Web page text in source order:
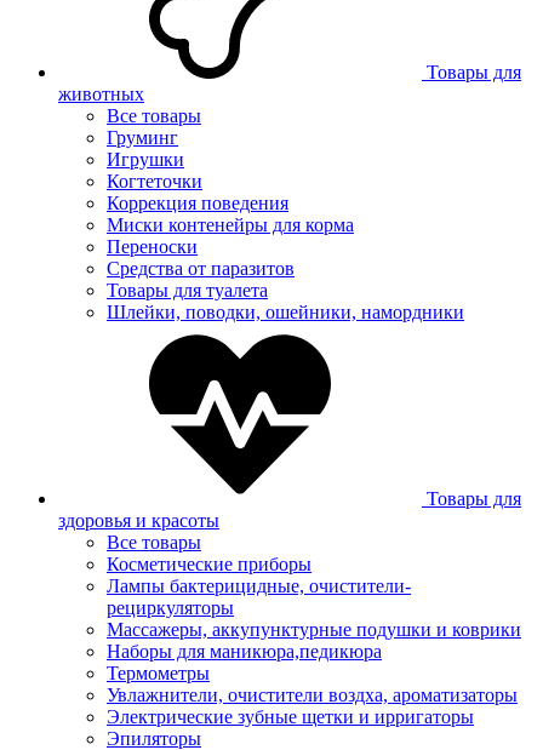
Товары для
животных
Все товары
Груминг
Игрушки
Когтеточки
Коррекция поведения
Миски контенейры для корма
Переноски
Средства от паразитов
Товары для туалета
Шлейки, поводки, ошейники, намордники
Товары для
здоровья и красоты
Все товары
Косметические приборы
Лампы бактерицидные, очистители-
рециркуляторы
Массажеры, аккупунктурные подушки и коврики
Наборы для маникюра,педикюра
Термометры
Увлажнители, очистители воздха, ароматизаторы
Электрические зубные щетки и ирригаторы
Эпиляторы